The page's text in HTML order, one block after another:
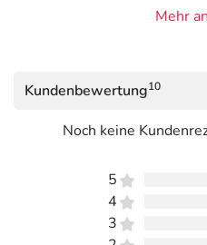
General Topics Deutschland
info@general-topics.de
Mehr
Kundenbewertung10
Noch keine
5
4
3